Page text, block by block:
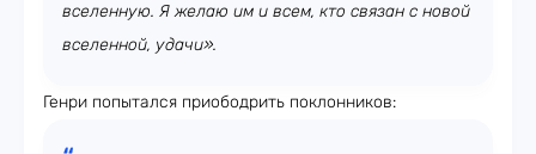
вселенную. Я желаю им и всем, кто связан с новой
вселенной, удачи».
Генри попытался приободрить поклонников: